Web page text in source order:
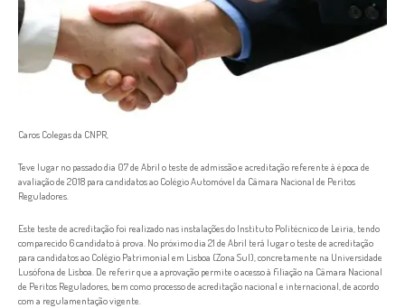
Caros Colegas da CNPR,
Teve lugar no passado dia 07 de Abril o teste de admissão e acreditação referente à época de
avaliação de 2018 para candidatos ao Colégio Automóvel da Câmara Nacional de Peritos
Reguladores.
Este teste de acreditação foi realizado nas instalações do Instituto Politécnico de Leiria, tendo
comparecido 6 candidato à prova. No próximo dia 21 de Abril terá lugar o teste de acreditação
para candidatos ao Colégio Patrimonial em Lisboa (Zona Sul), concretamente na Universidade
Lusófona de Lisboa. De referir que a aprovação permite o acesso à filiação na Câmara Nacional
de Peritos Reguladores, bem como processo de acreditação nacional e internacional, de acordo
com a regulamentação vigente.